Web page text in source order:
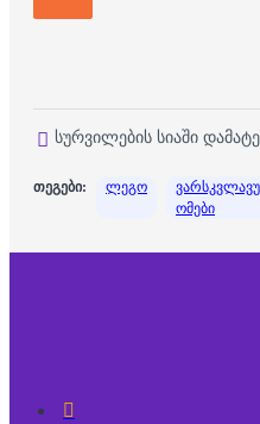
სურვილების სიაში
თეგები: ლეგო
ომები